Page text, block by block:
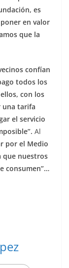
es
en valor
que la
confían
todos los
con los
una tarifa
el servicio
Al
por el Medio
que nuestros
consumen”…